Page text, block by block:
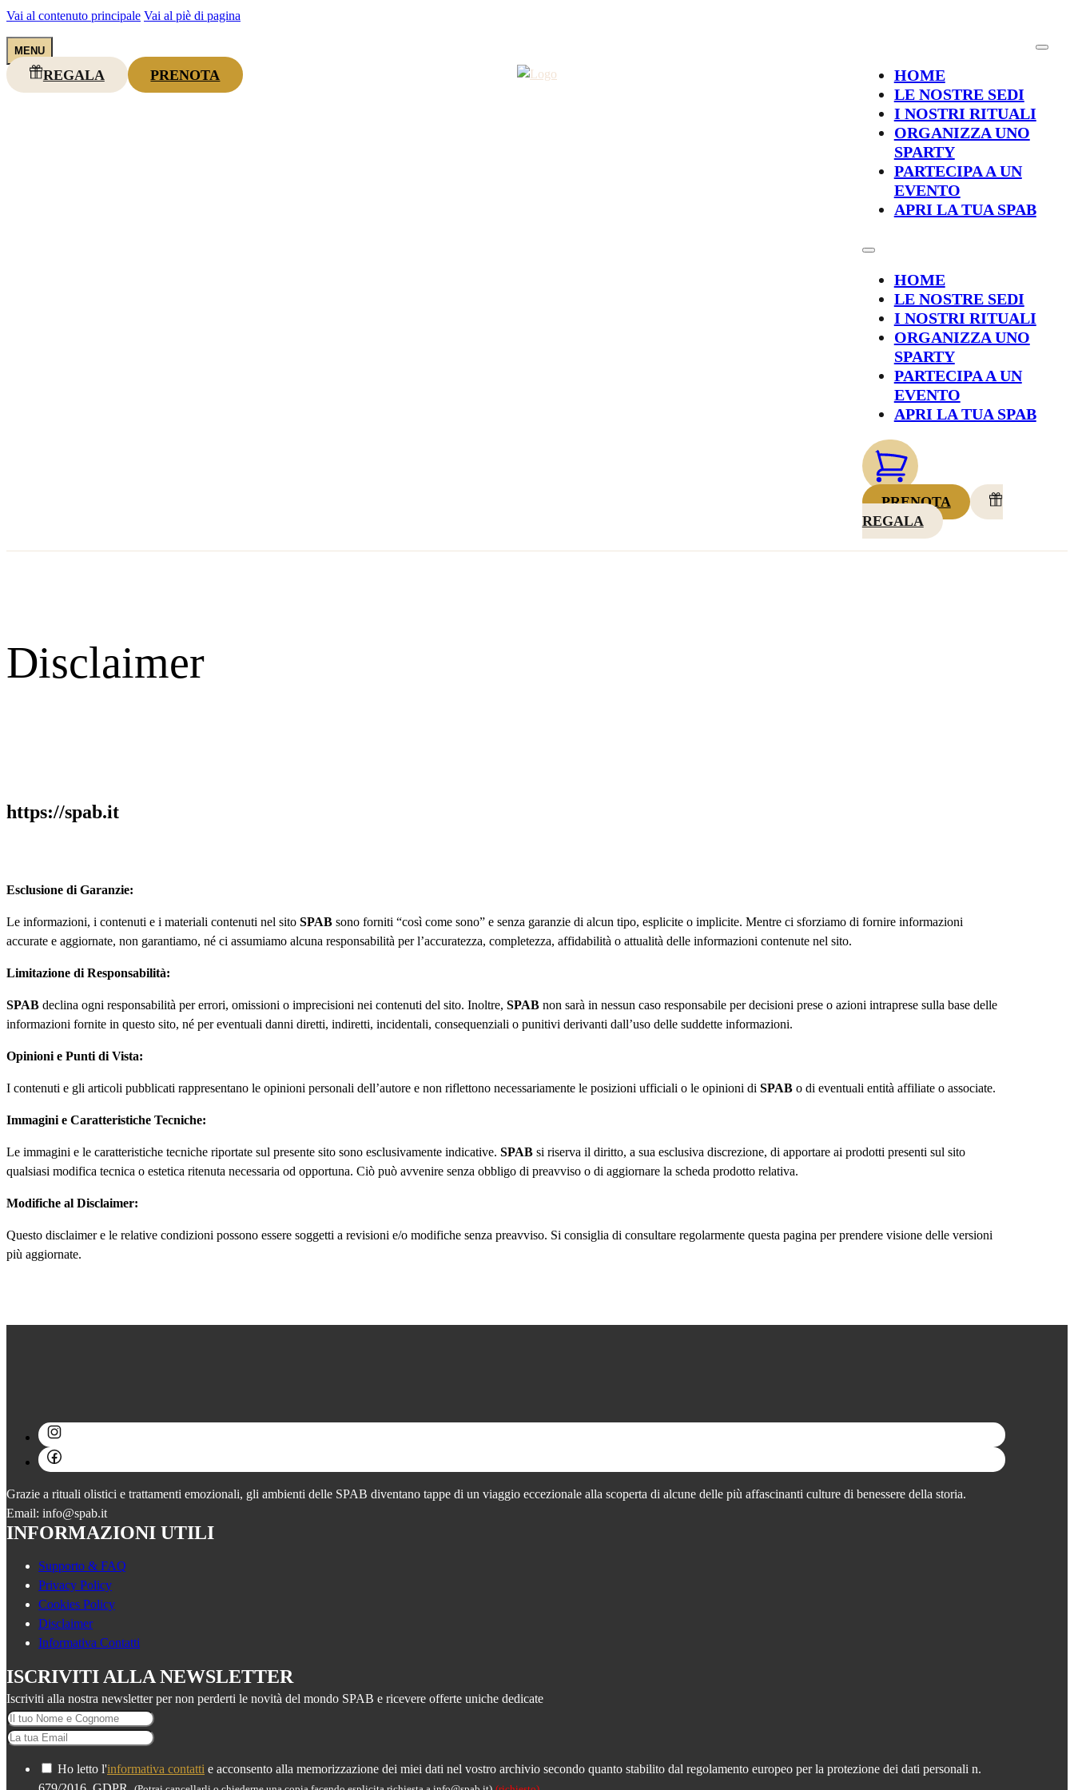
Vai al contenuto principale Vai al piè di pagina
REGALA PRENOTA
HOME
LE NOSTRE SEDI
I NOSTRI RITUALI
ORGANIZZA UNO
SPARTY
PARTECIPA A UN
EVENTO
APRI LA TUA SPAB
HOME
LE NOSTRE SEDI
I NOSTRI RITUALI
ORGANIZZA UNO
SPARTY
PARTECIPA A UN
EVENTO
APRI LA TUA SPAB
PRENOTA
REGALA
Disclaimer
https://spab.it
Esclusione di Garanzie:
Le informazioni, i contenuti e i materiali contenuti nel sito SPAB sono forniti “così come sono” e senza garanzie di alcun tipo, esplicite o implicite. Mentre ci sforziamo di fornire informazioni
accurate e aggiornate, non garantiamo, né ci assumiamo alcuna responsabilità per l’accuratezza, completezza, affidabilità o attualità delle informazioni contenute nel sito.
Limitazione di Responsabilità:
SPAB declina ogni responsabilità per errori, omissioni o imprecisioni nei contenuti del sito. Inoltre, SPAB non sarà in nessun caso responsabile per decisioni prese o azioni intraprese sulla base delle
informazioni fornite in questo sito, né per eventuali danni diretti, indiretti, incidentali, consequenziali o punitivi derivanti dall’uso delle suddette informazioni.
Opinioni e Punti di Vista:
I contenuti e gli articoli pubblicati rappresentano le opinioni personali dell’autore e non riflettono necessariamente le posizioni ufficiali o le opinioni di SPAB o di eventuali entità affiliate o associate.
Immagini e Caratteristiche Tecniche:
Le immagini e le caratteristiche tecniche riportate sul presente sito sono esclusivamente indicative. SPAB si riserva il diritto, a sua esclusiva discrezione, di apportare ai prodotti presenti sul sito
qualsiasi modifica tecnica o estetica ritenuta necessaria od opportuna. Ciò può avvenire senza obbligo di preavviso o di aggiornare la scheda prodotto relativa.
Modifiche al Disclaimer:
Questo disclaimer e le relative condizioni possono essere soggetti a revisioni e/o modifiche senza preavviso. Si consiglia di consultare regolarmente questa pagina per prendere visione delle versioni
più aggiornate.
Grazie a rituali olistici e trattamenti emozionali, gli ambienti delle SPAB diventano tappe di un viaggio eccezionale alla scoperta di alcune delle più affascinanti culture di benessere della storia.
Email: info@spab.it
INFORMAZIONI UTILI
Supporto & FAQ
Privacy Policy
Cookies Policy
Disclaimer
Informativa Contatti
ISCRIVITI ALLA NEWSLETTER
Iscriviti alla nostra newsletter per non perderti le novità del mondo SPAB e ricevere offerte uniche dedicate
Ho letto l'informativa contatti e acconsento alla memorizzazione dei miei dati nel vostro archivio secondo quanto stabilito dal regolamento europeo per la protezione dei dati personali n.